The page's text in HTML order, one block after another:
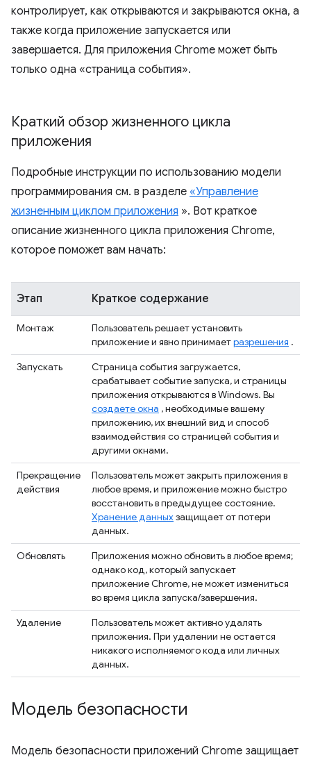
контролирует, как открываются и закрываются окна, а
также когда приложение запускается или
завершается. Для приложения Chrome может быть
только одна «страница события».
Краткий обзор жизненного цикла
приложения
Подробные инструкции по использованию модели
программирования см. в разделе «Управление
жизненным циклом приложения ». Вот краткое
описание жизненного цикла приложения Chrome,
которое поможет вам начать:
Этап Краткое содержание
Монтаж
Пользователь решает установить
приложение и явно принимаетразрешения .
Запускать
Страница события загружается,
срабатывает событие запуска, и страницы
приложения открываются в Windows. Вы
создаете окна , необходимые вашему
приложению, их внешний вид и способ
взаимодействия со страницей события и
другими окнами.
Прекращение
действия
Пользователь может закрыть приложения в
любое время, и приложение можно быстро
восстановить в предыдущее состояние.
Хранение данныхзащищает от потери
данных.
Обновлять
Приложения можно обновить в любое время;
однако код, который запускает
приложение Chrome, не может измениться
во время цикла запуска/завершения.
Удаление
Пользователь может активно удалять
приложения. При удалении не остается
никакого исполняемого кода или личных
данных.
Модель безопасности
Модель безопасности приложений Chrome защищает